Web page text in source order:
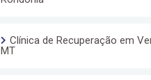
Clínica de Recuperação em
MT